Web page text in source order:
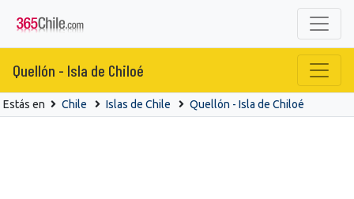
Quellón - Isla de Chiloé
Estás en Chile Islas de Chile Quellón - Isla de Chiloé